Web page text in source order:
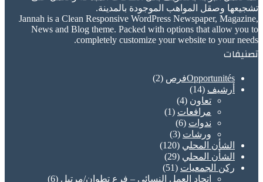
تشجيعها وصقل المواهب الموجودة بالمدينة.
Jannah is a Clean Responsive WordPress Newspaper, Magazine,
News and Blog theme. Packed with options that allow you to
completely customize your website to your needs.
تصنيفات
Opportunitésفرص
(2)
أرشيف (14)
تعاون (4)
مرافعات (1)
ندوات (6)
ورشات (3)
الشأن المحلي (120)
الشأن المحلي (29)
ركن الجمعيات (51)
اتحاد العمل النسائي – فرع تطوان/مرتيل (6)